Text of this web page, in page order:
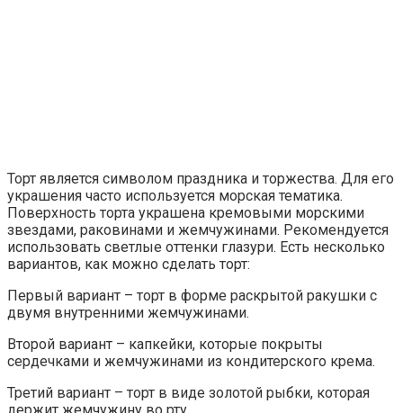
Торт является символом праздника и торжества. Для его
украшения часто используется морская тематика.
Поверхность торта украшена кремовыми морскими
звездами, раковинами и жемчужинами. Рекомендуется
использовать светлые оттенки глазури. Есть несколько
вариантов, как можно сделать торт:
Первый вариант – торт в форме раскрытой ракушки с
двумя внутренними жемчужинами.
Второй вариант – капкейки, которые покрыты
сердечками и жемчужинами из кондитерского крема.
Третий вариант – торт в виде золотой рыбки, которая